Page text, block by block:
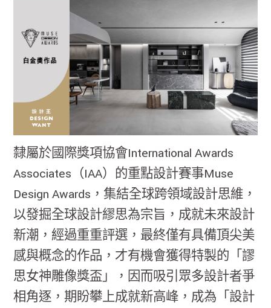
隸屬於國際獎項協會International Awards
Associates（IAA）的重點設計賽事Muse
Design Awards，集結全球跨領域設計思維，
以發掘全球設計繆思為宗旨，成就未來設計
新潮，經過重重評選，最終僅有具備頂尖美
感與概念的作品，才有機會獲得特製的「謬
思女神雕像獎盃」，因而吸引眾多設計者爭
相角逐，期盼攀上成就新高峰，成為「設計